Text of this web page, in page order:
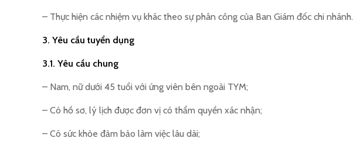
– Thực hiện các nhiệm vụ khác theo sự phân công của Ban Giám đốc chi nhánh.
3. Yêu cầu tuyển dụng
3.1. Yêu cầu chung
– Nam, nữ dưới 45 tuổi với ứng viên bên ngoài TYM;
– Có hồ sơ, lý lịch được đơn vị có thẩm quyền xác nhận;
– Có sức khỏe đảm bảo làm việc lâu dài;